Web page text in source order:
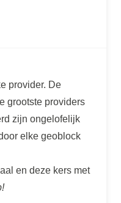
provider. De
grootste providers
zijn ongelofelijk
elke geoblock
en deze kers met